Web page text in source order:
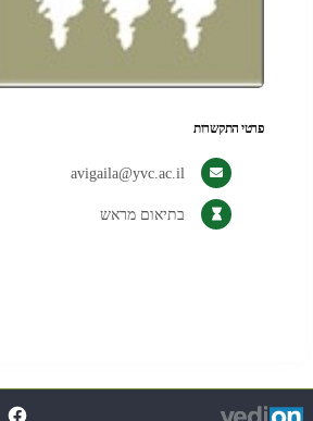
פרטי התקשרות
avigaila@yvc.ac.il
בתיאום מראש
לפתוח
(נפתח